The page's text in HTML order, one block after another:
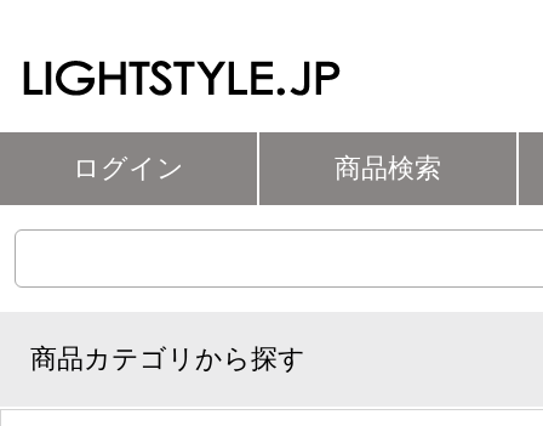
ログイン 商品検索
商品カテゴリから探す